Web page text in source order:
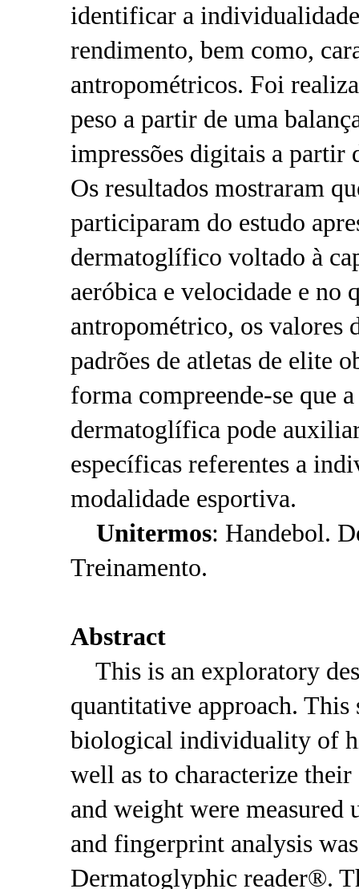
identificar a
rendimento, bem como,
antropométricos. Foi
peso a partir de uma
impressões digitais a
Os resultados mostraram
participaram do estudo
dermatoglífico voltado à
aeróbica e velocidade e no
antropométrico, os valores
padrões de atletas de elite
forma compreende-se que
dermatoglífica pode
específicas referentes a
modalidade esportiva.
Unitermos: Handebol.
Treinamento.
Abstract
This is an exploratory
quantitative approach.
biological individuality of
well as to characterize
and weight were measured
and fingerprint analysis
Dermatoglyphic reader®.